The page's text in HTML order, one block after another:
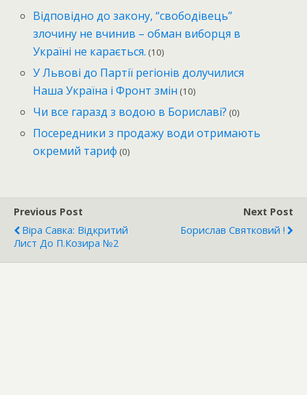
Відповідно до закону, “свободівець”
злочину не вчинив – обман виборця в
Україні не карається. (10)
У Львові до Партії регіонів долучилися
Наша Україна і Фронт змін (10)
Чи все гаразд з водою в Бориславі? (0)
Посередники з продажу води отримають
окремий тариф (0)
Previous Post
Віра Савка: Відкритий
Лист До П.Козира №2
Next Post
Борислав Святковий !